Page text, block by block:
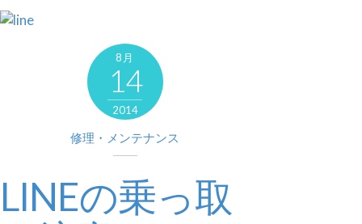
8月
14
2014
修理・メンテナンス
LINEの乗っ取